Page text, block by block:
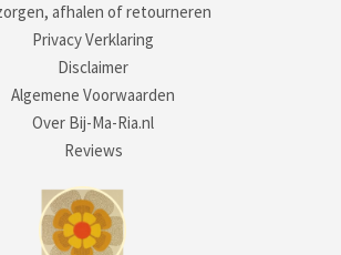
afhalen of retourneren
Privacy Verklaring
Disclaimer
Algemene Voorwaarden
Over Bij-Ma-Ria.nl
Reviews